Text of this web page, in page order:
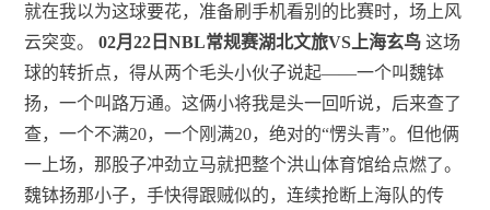
就在我以为这球要花，准备刷手机看别的比赛时，场上风
云突变。02月22日NBL常规赛湖北文旅VS上海玄鸟 这场
球的转折点，得从两个毛头小伙子说起——一个叫魏钵
扬，一个叫路万通。这俩小将我是头一回听说，后来查了
查，一个不满20，一个刚满20，绝对的“愣头青”。但他俩
一上场，那股子冲劲立马就把整个洪山体育馆给点燃了。
魏钵扬那小子，手快得跟贼似的，连续抢断上海队的传